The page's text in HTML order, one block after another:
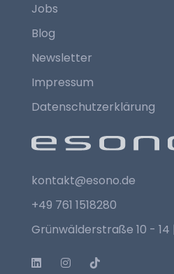
Jobs
Blog
Newsletter
Impressum
Datenschutzerklärung
kontakt@esono.de
+49 761 1518280
Grünwälderstraße 10 - 14